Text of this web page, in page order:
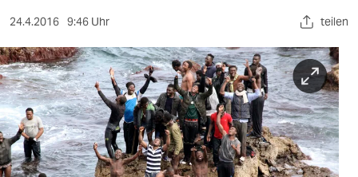
sport
berlin
nord
wahrheit
verlag
24.4.2016 9:46 Uhr teilen